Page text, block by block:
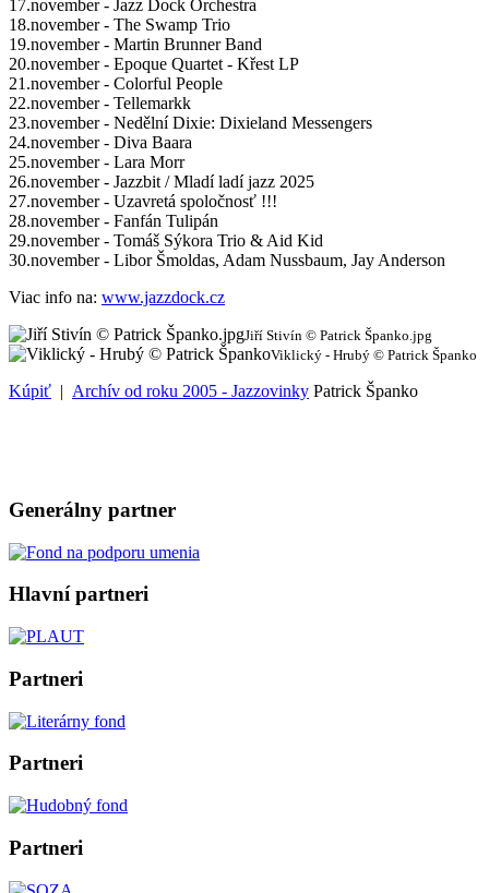
17.november - Jazz Dock Orchestra
18.november - The Swamp Trio
19.november - Martin Brunner Band
20.november - Epoque Quartet - Křest LP
21.november - Colorful People
22.november - Tellemarkk
23.november - Nedělní Dixie: Dixieland Messengers
24.november - Diva Baara
25.november - Lara Morr
26.november - Jazzbit / Mladí ladí jazz 2025
27.november - Uzavretá spoločnosť !!!
28.november - Fanfán Tulipán
29.november - Tomáš Sýkora Trio & Aid Kid
30.november - Libor Šmoldas, Adam Nussbaum, Jay Anderson
Viac info na: www.jazzdock.cz
Jiří Stivín © Patrick Španko.jpg
Viklický - Hrubý © Patrick Španko
Kúpiť | Archív od roku 2005 - Jazzovinky Patrick Španko
Generálny partner
Hlavní partneri
Partneri
Partneri
Partneri